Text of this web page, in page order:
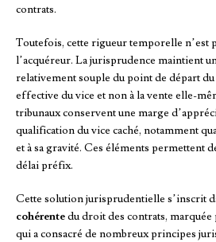
contrats.
Toutefois, cette rigueur temporelle n’est
l’acquéreur. La jurisprudence maintient
relativement souple du point de départ
effective du vice et non à la vente elle-
tribunaux conservent une marge
qualification du vice caché, notamment
et à sa gravité. Ces éléments permettent
délai préfix.
Cette solution jurisprudentielle s’inscrit
cohérentedu droit des contrats,
qui a consacré de nombreux principes